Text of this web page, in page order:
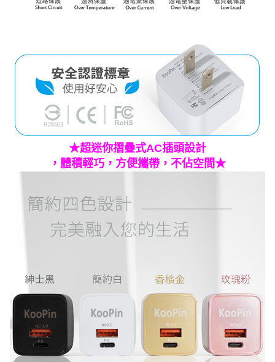
★超迷你摺疊式AC插頭設計
，體積輕巧，方便攜帶，不佔空間★